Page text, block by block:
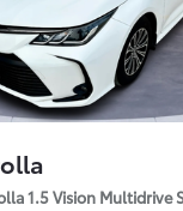
1.5 Vision Multidrive